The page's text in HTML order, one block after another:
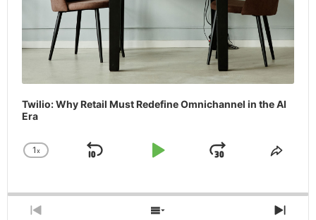
Twilio: Why Retail Must Redefine Omnichannel in the AI
Era
Change
1x
Skip
Play
Jump
Share
Previous
Show
Next